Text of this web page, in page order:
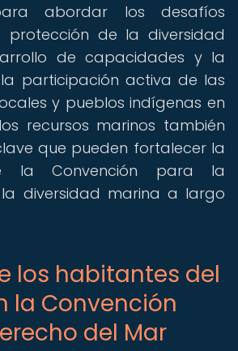
abordar los desafíos
de la diversidad
de capacidades y la
participación activa de las
y pueblos indígenas en
recursos marinos también
que pueden fortalecer la
la Convención para la
diversidad marina a largo
los habitantes del
la Convención
del Mar